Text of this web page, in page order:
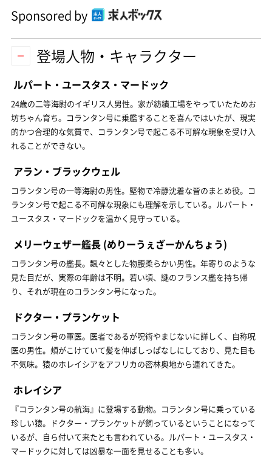
Sponsored by
登場人物・キャラクター
ルパート・ユースタス・マードック
24歳の二等海尉のイギリス人男性。家が紡績工場をやっていたためお
坊ちゃん育ち。コランタン号に乗艦することを喜んではいたが、現実
的かつ合理的な気質で、コランタン号で起こる不可解な現象を受け入
れることができない。
アラン・ブラックウェル
コランタン号の一等海尉の男性。堅物で冷静沈着な皆のまとめ役。コ
ランタン号で起こる不可解な現象にも理解を示している。ルパート・
ユースタス・マードックを温かく見守っている。
メリーウェザー艦長 (めりーうぇざーかんちょう)
コランタン号の艦長。飄々とした物腰柔らかい男性。年寄りのような
見た目だが、実際の年齢は不明。若い頃、謎のフランス艦を持ち帰
り、それが現在のコランタン号になった。
ドクター・プランケット
コランタン号の軍医。医者であるが呪術やまじないに詳しく、自称呪
医の男性。頬がこけていて髪を伸ばしっぱなしにしており、見た目も
不気味。猿のホレイシアをアフリカの密林奥地から連れてきた。
ホレイシア
『コランタン号の航海』に登場する動物。コランタン号に乗っている
珍しい猿。ドクター・プランケットが飼っているということになって
いるが、自ら付いて来たとも言われている。ルパート・ユースタス・
マードックに対しては凶暴な一面を見せることも多い。